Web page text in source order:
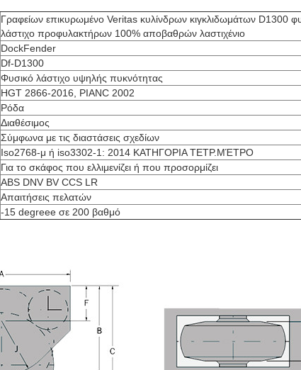
Γραφείων επικυρωμένο Veritas κυλίνδρων κιγκλιδωμάτων D1300
λάστιχο προφυλακτήρων 100% αποβαθρών λαστιχένιο
DockFender
Df-D1300
Φυσικό λάστιχο υψηλής πυκνότητας
HGT 2866-2016, PIANC 2002
Ρόδα
Διαθέσιμος
Σύμφωνα με τις διαστάσεις σχεδίων
Iso2768-μ ή iso3302-1: 2014 ΚΑΤΗΓΟΡΙΑ ΤΕΤΡ.ΜΈΤΡΟ
Για το σκάφος που ελλιμενίζει ή που προσορμίζει
ABS DNV BV CCS LR
Απαιτήσεις πελατών
-15 degreee σε 200 βαθμό